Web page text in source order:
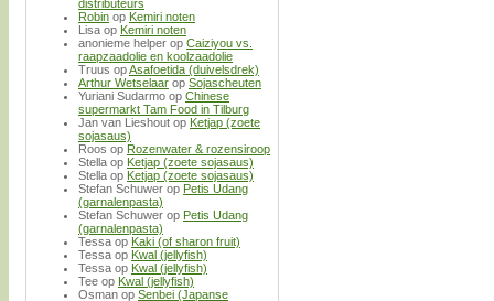
distributeurs
Robin op Kemiri noten
Lisa op Kemiri noten
anonieme helper op Caiziyou vs.
raapzaadolie en koolzaadolie
Truus opAsafoetida (duivelsdrek)
Arthur Wetselaar op Sojascheuten
Yuriani Sudarmo op Chinese
supermarkt Tam Food in Tilburg
Jan van Lieshout op Ketjap (zoete
sojasaus)
Roos op Rozenwater & rozensiroop
Stella op Ketjap (zoete sojasaus)
Stella op Ketjap (zoete sojasaus)
Stefan Schuwer op Petis Udang
(garnalenpasta)
Stefan Schuwer op Petis Udang
(garnalenpasta)
Tessa op Kaki (of sharon fruit)
Tessa op Kwal (jellyfish)
Tessa op Kwal (jellyfish)
Tee op Kwal (jellyfish)
Osman op Senbei (Japanse